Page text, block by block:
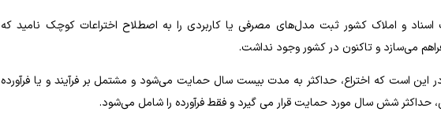
و املاک کشور ثبت مدل­‌های مصرفی یا کاربردی را به اصطلاح اختراعات کوچک نامید که
می­‌سازد و تاکنون در کشور وجود نداشت.
این است که اختراع، حداکثر به مدت بیست سال حمایت می­‌شود و مشتمل بر فرآیند و یا فرآورده
شش سال مورد حمایت قرار می­ گیرد و فقط فرآورده را شامل می­‌شود.